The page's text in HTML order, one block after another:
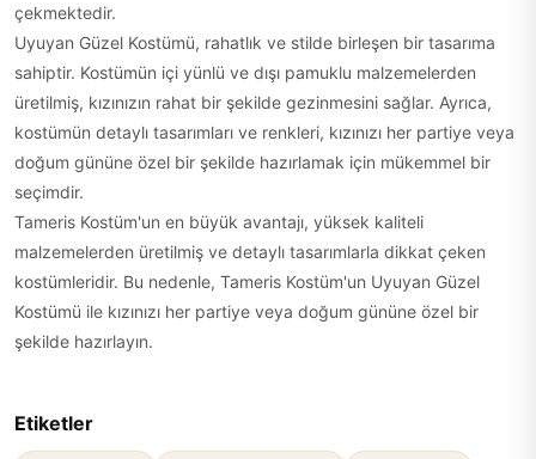
çekmektedir.
Uyuyan Güzel Kostümü, rahatlık ve stilde birleşen bir tasarıma
sahiptir. Kostümün içi yünlü ve dışı pamuklu malzemelerden
üretilmiş, kızınızın rahat bir şekilde gezinmesini sağlar. Ayrıca,
kostümün detaylı tasarımları ve renkleri, kızınızı her partiye veya
doğum gününe özel bir şekilde hazırlamak için mükemmel bir
seçimdir.
Tameris Kostüm'un en büyük avantajı, yüksek kaliteli
malzemelerden üretilmiş ve detaylı tasarımlarla dikkat çeken
kostümleridir. Bu nedenle, Tameris Kostüm'un Uyuyan Güzel
Kostümü ile kızınızı her partiye veya doğum gününe özel bir
şekilde hazırlayın.
Etiketler